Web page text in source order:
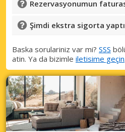
Rezervasyonumun
Şimdi ekstra sigorta
Baska sorulariniz var mi? SSS
atin. Ya da bizimle iletisime geçin.